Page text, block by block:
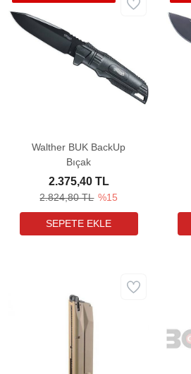
Walther BUK BackUp
Bıçak
2.824,80 TL %15
2.375,40 TL